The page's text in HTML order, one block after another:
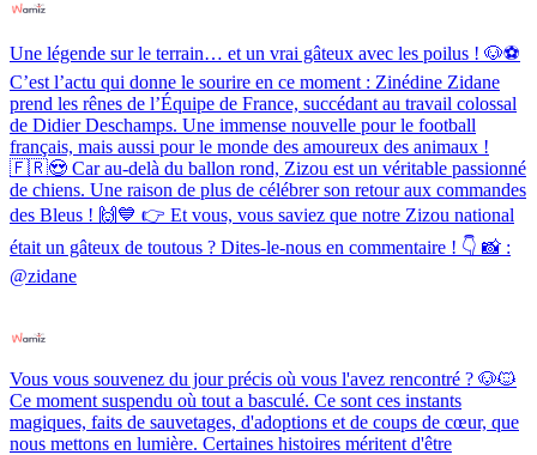
Une légende sur le terrain… et un vrai gâteux avec les poilus ! 🐶⚽️
C’est l’actu qui donne le sourire en ce moment : Zinédine Zidane
prend les rênes de l’Équipe de France, succédant au travail colossal
de Didier Deschamps. Une immense nouvelle pour le football
français, mais aussi pour le monde des amoureux des animaux !
🇫🇷😍 Car au-delà du ballon rond, Zizou est un véritable passionné
de chiens. Une raison de plus de célébrer son retour aux commandes
des Bleus ! 🙌💙 👉 Et vous, vous saviez que notre Zizou national
était un gâteux de toutous ? Dites-le-nous en commentaire ! 👇 📸 :
@zidane
Vous vous souvenez du jour précis où vous l'avez rencontré ? 🐶🐱
Ce moment suspendu où tout a basculé. Ce sont ces instants
magiques, faits de sauvetages, d'adoptions et de coups de cœur, que
nous mettons en lumière. Certaines histoires méritent d'être